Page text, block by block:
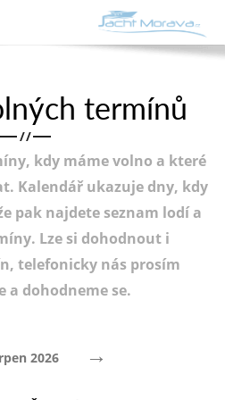
termínů
/ /
kdy máme volno a které
Kalendář ukazuje dny, kdy
pak najdete seznam lodí a
Lze si dohodnout i
telefonicky nás prosím
dohodneme se.
2026 →